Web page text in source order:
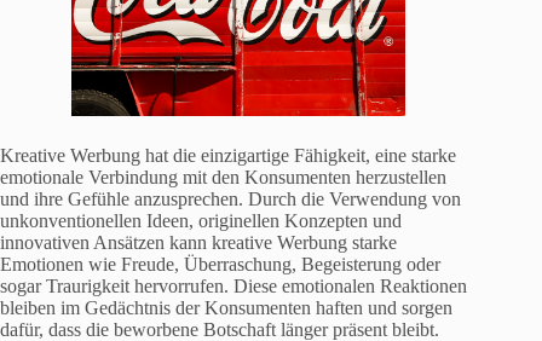
Kreative Werbung hat die einzigartige Fähigkeit, eine starke
emotionale Verbindung mit den Konsumenten herzustellen
und ihre Gefühle anzusprechen. Durch die Verwendung von
unkonventionellen Ideen, originellen Konzepten und
innovativen Ansätzen kann kreative Werbung starke
Emotionen wie Freude, Überraschung, Begeisterung oder
sogar Traurigkeit hervorrufen. Diese emotionalen Reaktionen
bleiben im Gedächtnis der Konsumenten haften und sorgen
dafür, dass die beworbene Botschaft länger präsent bleibt.